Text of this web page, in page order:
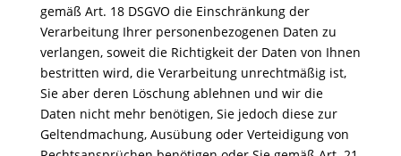
gemäß Art. 18 DSGVO die Einschränkung der
Verarbeitung Ihrer personenbezogenen Daten zu
verlangen, soweit die Richtigkeit der Daten von Ihnen
bestritten wird, die Verarbeitung unrechtmäßig ist,
Sie aber deren Löschung ablehnen und wir die
Daten nicht mehr benötigen, Sie jedoch diese zur
Geltendmachung, Ausübung oder Verteidigung von